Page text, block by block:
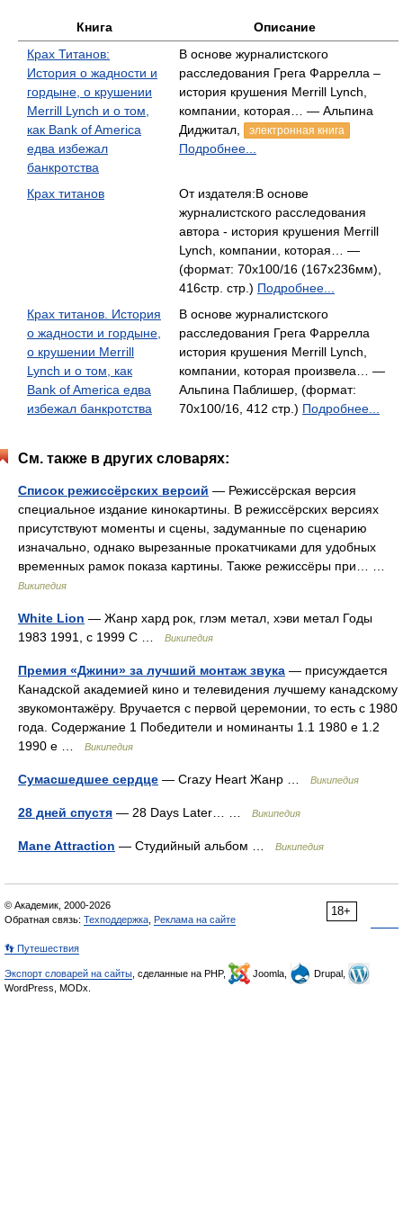
Книга
Описание
Крах Титанов:
История о жадности и
гордыне, о крушении
Merrill Lynch и о том,
как Bank of America
едва избежал
банкротства
В основе журналистского
расследования Грега Фаррелла –
история крушения Merrill Lynch,
компании, которая… — Альпина
Диджитал,
электронная книга
Подробнее...
Крах титанов
От издателя:В основе
журналистского расследования
автора - история крушения Merrill
Lynch, компании, которая… —
(формат: 70x100/16 (167x236мм),
416стр. стр.) Подробнее...
Крах титанов. История
о жадности и гордыне,
о крушении Merrill
Lynch и о том, как
Bank of America едва
избежал банкротства
В основе журналистского
расследования Грега Фаррелла
история крушения Merrill Lynch,
компании, которая произвела… —
Альпина Паблишер, (формат:
70x100/16, 412 стр.) Подробнее...
См. также в других словарях:
Список режиссёрских версий — Режиссёрская версия
специальное издание кинокартины. В режиссёрских версиях
присутствуют моменты и сцены, задуманные по сценарию
изначально, однако вырезанные прокатчиками для удобных
временных рамок показа картины. Также режиссёры при… …
Википедия
White Lion — Жанр хард рок, глэм метал, хэви метал Годы
1983 1991, с 1999 С …
Википедия
Премия «Джини» за лучший монтаж звука — присуждается
Канадской академией кино и телевидения лучшему канадскому
звукомонтажёру. Вручается с первой церемонии, то есть с 1980
года. Содержание 1 Победители и номинанты 1.1 1980 е 1.2
1990 е …
Википедия
Сумасшедшее сердце — Crazy Heart Жанр … Википедия
28 дней спустя — 28 Days Later… … Википедия
Mane Attraction — Студийный альбом … Википедия
18+
© Академик, 2000-2026
Обратная связь: Техподдержка Реклама на сайте
👣 Путешествия
Экспорт словарей на сайты , сделанные на PHP, Joomla,
Drupal,
WordPress, MODx.